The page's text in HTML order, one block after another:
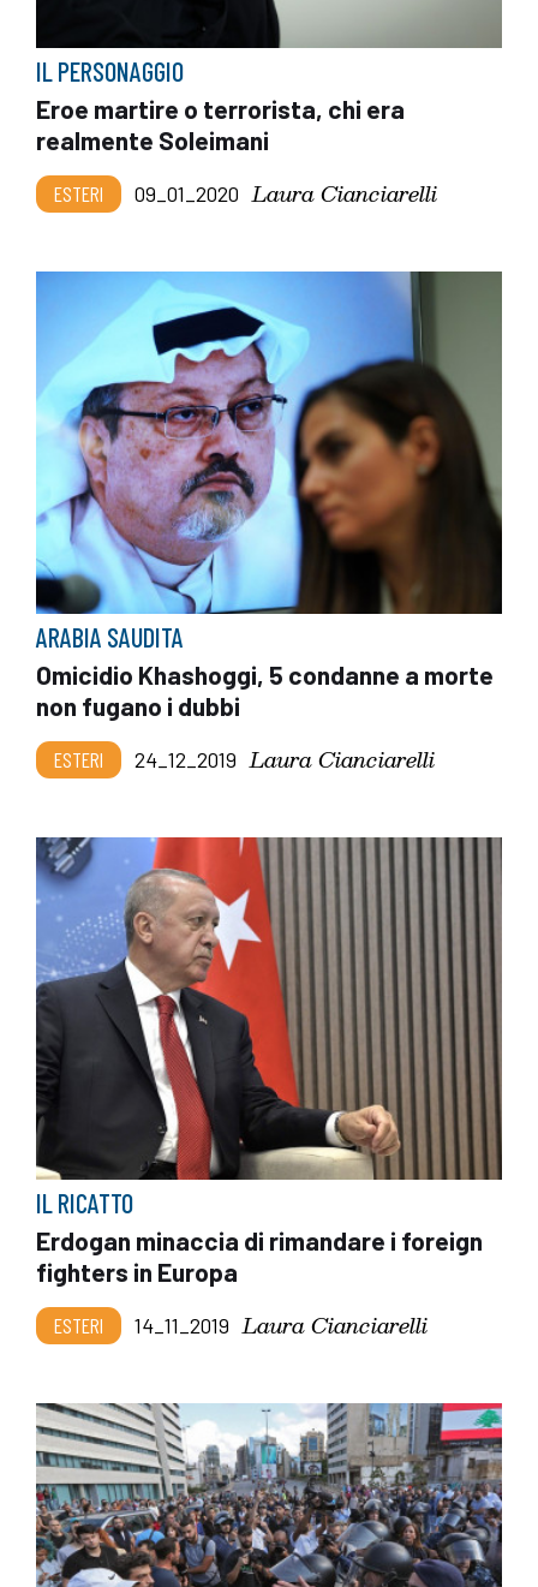
IL PERSONAGGIO
Eroe martire o terrorista, chi era
realmente Soleimani
ESTERI 09_01_2020 Laura Cianciarelli
ARABIA SAUDITA
Omicidio Khashoggi, 5 condanne a morte
non fugano i dubbi
ESTERI 24_12_2019 Laura Cianciarelli
IL RICATTO
Erdogan minaccia di rimandare i foreign
fighters in Europa
ESTERI 14_11_2019 Laura Cianciarelli